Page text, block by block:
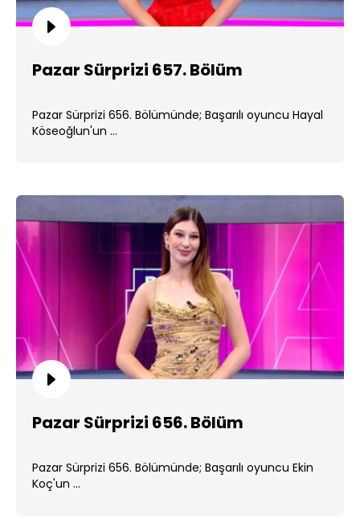
Pazar Sürprizi 657. Bölüm
Pazar Sürprizi 656. Bölümünde; Başarılı oyuncu Hayal
Köseoğlun'un ...
Pazar Sürprizi 656. Bölüm
Pazar Sürprizi 656. Bölümünde; Başarılı oyuncu Ekin
Koç'un ...